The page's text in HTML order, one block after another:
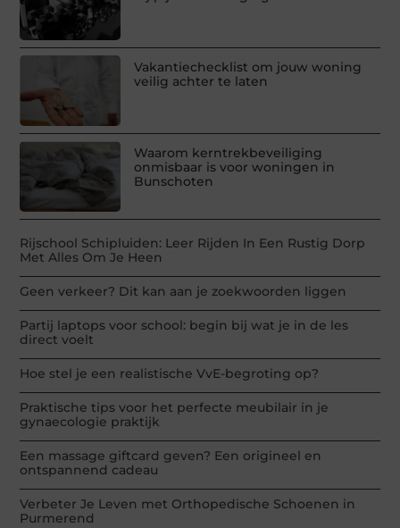
Vakantiechecklist om jouw woning
veilig achter te laten
Waarom kerntrekbeveiliging
onmisbaar is voor woningen in
Bunschoten
Rijschool Schipluiden: Leer Rijden In Een Rustig Dorp
Met Alles Om Je Heen
Geen verkeer? Dit kan aan je zoekwoorden liggen
Partij laptops voor school: begin bij wat je in de les
direct voelt
Hoe stel je een realistische VvE-begroting op?
Praktische tips voor het perfecte meubilair in je
gynaecologie praktijk
Een massage giftcard geven? Een origineel en
ontspannend cadeau
Verbeter Je Leven met Orthopedische Schoenen in
Purmerend